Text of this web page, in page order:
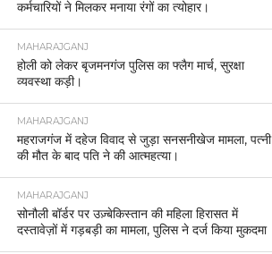
कर्मचारियों ने मिलकर मनाया रंगों का त्योहार।
MAHARAJGANJ
होली को लेकर बृजमनगंज पुलिस का फ्लैग मार्च, सुरक्षा
व्यवस्था कड़ी।
MAHARAJGANJ
महराजगंज में दहेज विवाद से जुड़ा सनसनीखेज मामला, पत्नी
की मौत के बाद पति ने की आत्महत्या।
MAHARAJGANJ
सोनौली बॉर्डर पर उज़्बेकिस्तान की महिला हिरासत में
दस्तावेज़ों में गड़बड़ी का मामला, पुलिस ने दर्ज किया मुकदमा